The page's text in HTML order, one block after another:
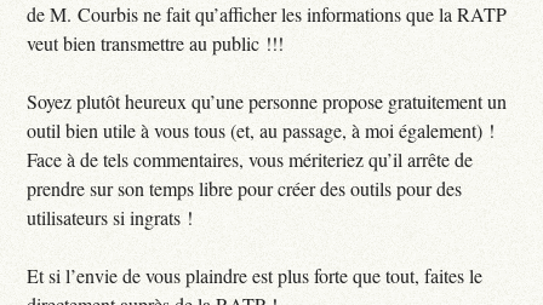
de M. Courbis ne fait qu’afficher les informations que la RATP
veut bien transmettre au public !!!
Soyez plutôt heureux qu’une personne propose gratuitement un
outil bien utile à vous tous (et, au passage, à moi également) !
Face à de tels commentaires, vous mériteriez qu’il arrête de
prendre sur son temps libre pour créer des outils pour des
utilisateurs si ingrats !
Et si l’envie de vous plaindre est plus forte que tout, faites le